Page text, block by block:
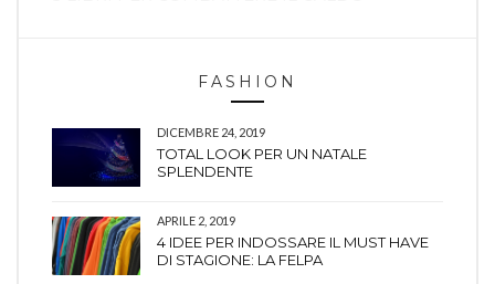
FASHION
DICEMBRE 24, 2019
TOTAL LOOK PER UN NATALE
SPLENDENTE
APRILE 2, 2019
4 IDEE PER INDOSSARE IL MUST HAVE
DI STAGIONE: LA FELPA